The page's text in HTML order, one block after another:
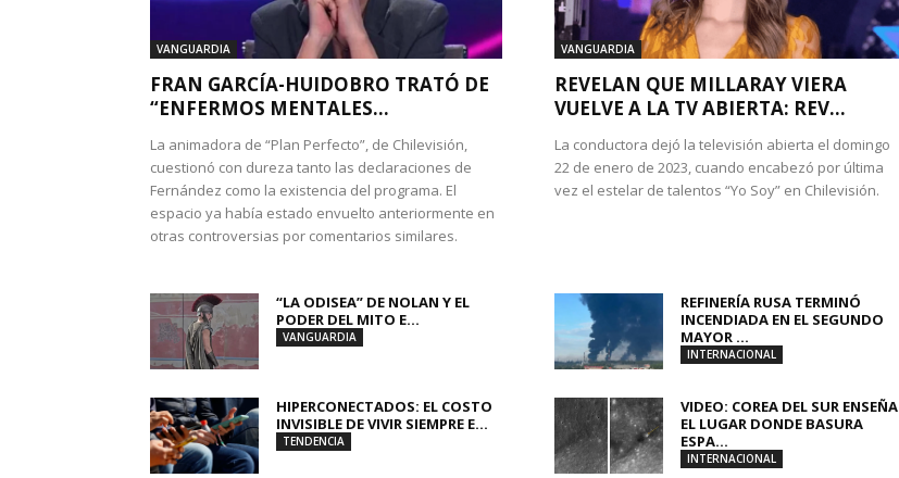
VANGUARDIA
FRAN GARCÍA-HUIDOBRO TRATÓ DE
“ENFERMOS MENTALES...
La animadora de “Plan Perfecto”, de Chilevisión,
cuestionó con dureza tanto las declaraciones de
Fernández como la existencia del programa. El
espacio ya había estado envuelto anteriormente en
otras controversias por comentarios similares.
VANGUARDIA
REVELAN QUE MILLARAY VIERA
VUELVE A LA TV ABIERTA: REV...
La conductora dejó la televisión abierta el domingo
22 de enero de 2023, cuando encabezó por última
vez el estelar de talentos “Yo Soy” en Chilevisión.
“LA ODISEA” DE NOLAN Y EL
PODER DEL MITO E...
VANGUARDIA
REFINERÍA RUSA TERMINÓ
INCENDIADA EN EL SEGUNDO
MAYOR ...
INTERNACIONAL
HIPERCONECTADOS: EL COSTO
INVISIBLE DE VIVIR SIEMPRE E...
TENDENCIA
VIDEO: COREA DEL SUR ENSEÑA
EL LUGAR DONDE BASURA
ESPA...
INTERNACIONAL